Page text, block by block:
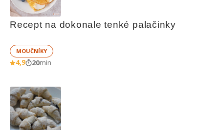
Recept na dokonale tenké palačinky
MOUČNÍKY
4,9 20min